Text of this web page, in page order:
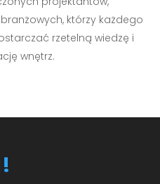
którzy każdego
rzetelną wiedzę i
wnętrz.